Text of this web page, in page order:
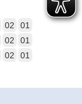
02 01
02 01
02
01